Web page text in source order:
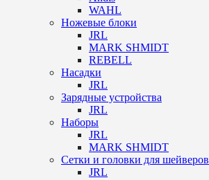
WAHL
Ножевые блоки
JRL
MARK SHMIDT
REBELL
Насадки
JRL
Зарядные устройства
JRL
Наборы
JRL
MARK SHMIDT
Сетки и головки для шейверов
JRL